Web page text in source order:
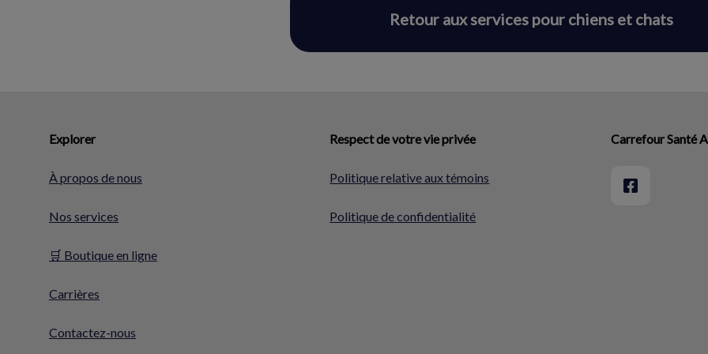
Retour aux services pour chiens et chats
Explorer
À propos de nous
Nos services
🛒 Boutique en ligne
Carrières
Contactez-nous
Respect de votre vie privée
Politique relative aux témoins
Politique de confidentialité
Carrefour Santé